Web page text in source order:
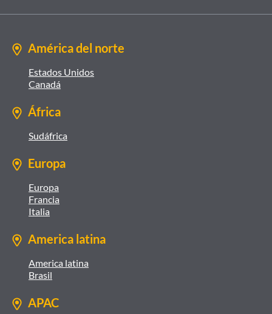
América del norte
Estados Unidos
Canadá
África
Sudáfrica
Europa
Europa
Francia
Italia
America latina
America latina
Brasil
APAC